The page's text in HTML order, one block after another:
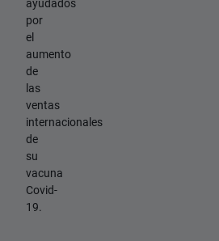
por
el
aumento
de
las
ventas
internacionales
de
su
vacuna
Covid-
19.